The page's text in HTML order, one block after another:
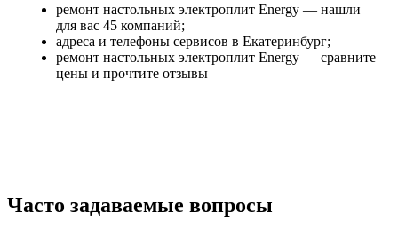
ремонт настольных электроплит Energy — нашли
для вас 45 компаний;
адреса и телефоны сервисов в Екатеринбург;
ремонт настольных электроплит Energy — сравните
цены и прочтите отзывы
Часто задаваемые вопросы